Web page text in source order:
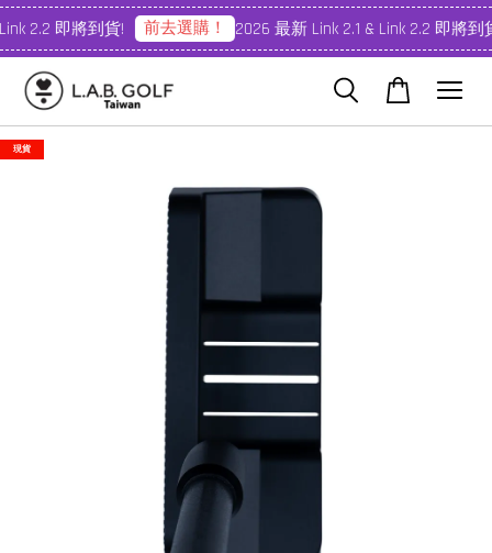
2.2 即將到貨! 前去選購！ 2026 最新 Link 2.1 & Link 2.2 即將到
現貨